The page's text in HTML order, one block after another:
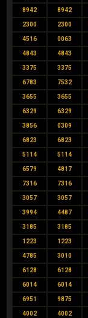
8942 8942
2300 2300
4516 0063
4843 4843
3375 3375
6783 7532
3655 3655
6329 6329
3856 0309
6823 6823
5114 5114
6579 4817
7316 7316
3057 3057
3994 4487
3185 3185
1223 1223
4785 3010
6128 6128
6014 6014
6951 9875
4002 4002